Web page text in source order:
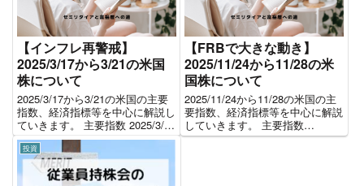
【インフレ再警戒】
2025/3/17から3/21の米国
株について
2025/3/17から3/21の米国の主要
指数、経済指標等を中心に解説し
ていきます。 主要指数 2025/3/17
から3/21の1週間のパフォーマン
スです。ダウはプラスでS&P500
とNASDAQはマイナスで終えた1
週間でした。 2025/...
【FRBで大きな動き】
2025/11/24から11/28の米
国株について
2025/11/24から11/28の米国の主
要指数、経済指標等を中心に解説
していきます。 主要指数
2025/11/24から11/28の1週間のパ
投資